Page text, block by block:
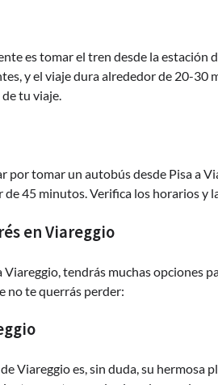
es tomar el tren desde la estación
y el viaje dura alrededor de 20-
tu viaje.
por tomar un autobús desde Pisa a
45 minutos. Verifica los horarios y
en Viareggio
Viareggio, tendrás muchas opciones
no te querrás perder:
Viareggio es, sin duda, su hermosa